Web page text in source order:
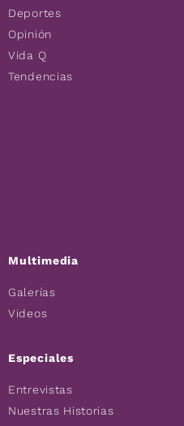
Deportes
Opinión
Vida Q
Tendencias
Multimedia
Galerías
Videos
Especiales
Entrevistas
Nuestras Historias